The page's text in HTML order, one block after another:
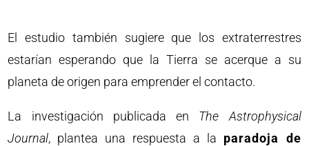
El estudio también sugiere que los extraterrestres
estarían esperando que la Tierra se acerque a su
planeta de origen para emprender el contacto.
La investigación publicada en The Astrophysical
Journal, plantea una respuesta a la paradoja de